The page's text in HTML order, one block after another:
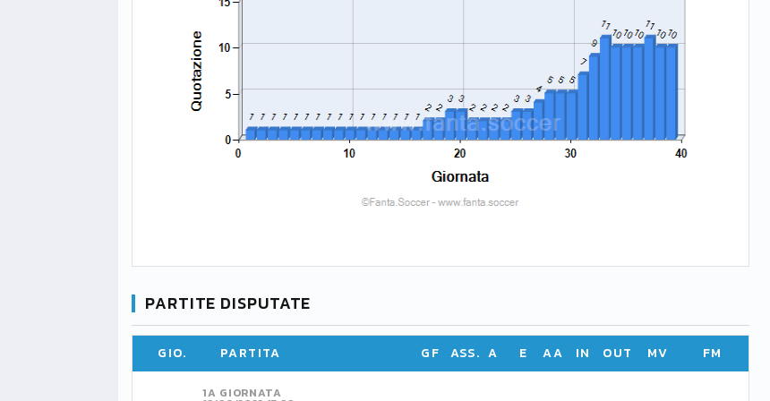
PARTITE DISPUTATE
GIO. PARTITA GF ASS. A E AA IN OUT MV FM
1A GIORNATA